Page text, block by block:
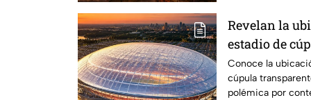
Revelan la
estadio de
generó
lugares de
Conoce la
cúpula
polémica por